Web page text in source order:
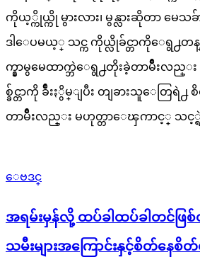
ကိုယ့္ကိုယ္ကို မွားလား၊ မွန္လားဆိုတာ မေ
ဒါေပမယ့္ သင္က ကိုယ္လိုခ်င္တာကိုေရွ႕တ
က္နွာမွမေထာက္ဘဲေရွ႕တိုးခဲ့တာမ်ိဳးလည္
စ္ခ်င္တာကို ခ်ိဳးႏွိမ္ျပီး တျခားသူေတြရဲ႕
တာမ်ိဳးလည္း မဟုတ္တာေၾကာင့္ သင့္
ေဗဒင္
အရမ်းမှန်လို့ ထပ်ခါထပ်ခါတင်ဖြ
သမီးများအကြောင်းနှင့်စိတ်နေစိတ်